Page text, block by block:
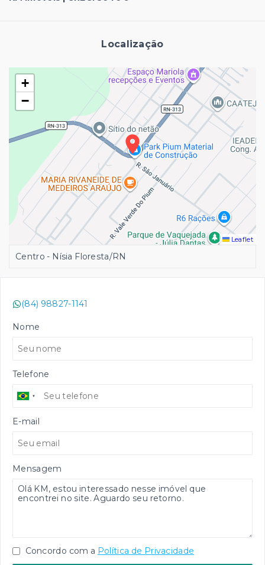
Localização
+
−
Leaflet
Centro - Nísia Floresta/RN
(84) 98827-1141
Nome
Telefone
E-mail
Mensagem
Concordo com a Política de Privacidade